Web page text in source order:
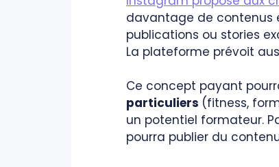
davantage de contenus
publications ou stories
La plateforme prévoit
Ce concept payant
particuliers (fitness,
un potentiel formateur.
pourra publier du